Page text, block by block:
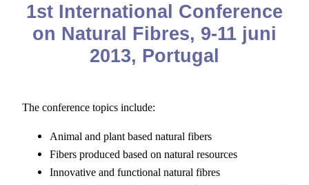
1st International Conference
on Natural Fibres, 9-11 juni
2013, Portugal
The conference topics include:
Animal and plant based natural fibers
Fibers produced based on natural resources
Innovative and functional natural fibres